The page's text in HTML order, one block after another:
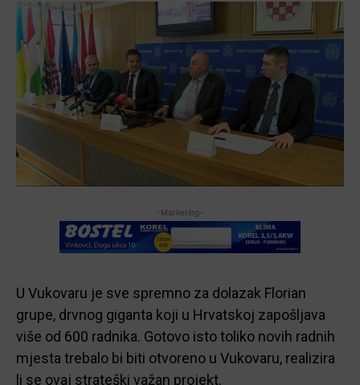
-Marketing-
U Vukovaru je sve spremno za dolazak Florian
grupe, drvnog giganta koji u Hrvatskoj zapošljava
više od 600 radnika. Gotovo isto toliko novih radnih
mjesta trebalo bi biti otvoreno u Vukovaru, realizira
li se ovaj strateški važan projekt.